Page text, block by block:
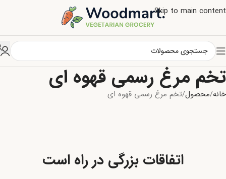
Skip to main content
تخم مرغ رسمی قهوه ای
خانه محصول تخم مرغ رسمی قهوه ای
اتفاقات بزرگی در راه است